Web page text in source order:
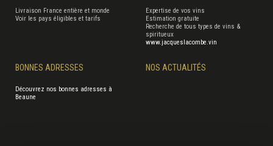
Livraison France entière et monde
Voir les pays éligibles et tarifs
BONNES ADRESSES
Découvrez nos bonnes adresses à
Beaune
Expertise de vos vins
Estimation gratuite
Recherche de tous types de vins &
spiritueux
www.jacqueslacombe.vin
NOS ACTUALITÉS